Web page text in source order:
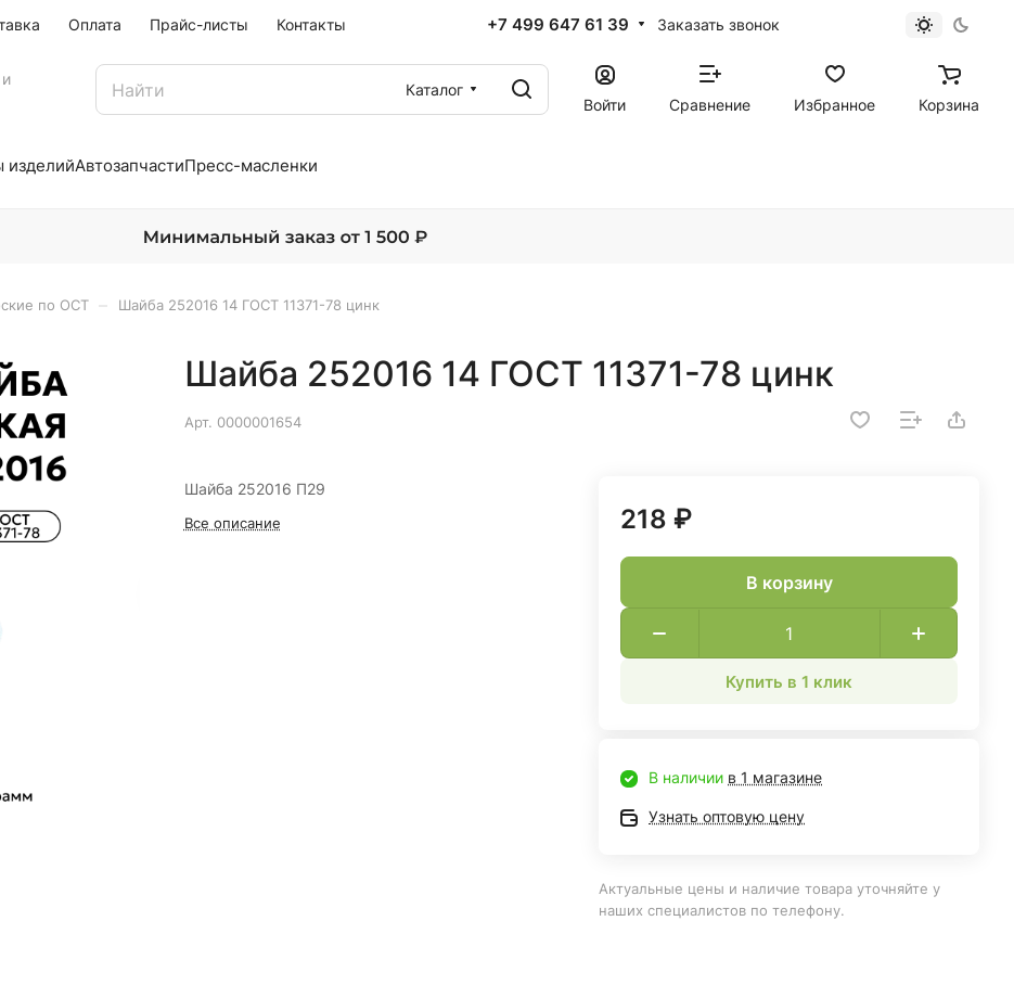
Оплата Прайс-листы Контакты +7 499 647 61 39 Заказать звонок
Каталог
Войти
Сравнение Избранное Корзина
изделийАвтозапчастиПресс-масленки
по ОСТ Шайба 252016 14 ГОСТ 11371-78 цинк
Шайба 252016 14 ГОСТ 11371-78 цинк
Арт. 0000001654
Шайба 252016 П29
Все описание 218 ₽
В корзину
Купить в 1 клик
В наличии в 1 магазине
Узнать оптовую цену
Актуальные цены и наличие товара уточняйте у
наших специалистов по телефону.